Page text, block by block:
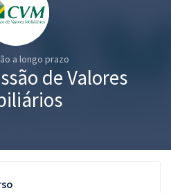
a longo prazo
de Valores